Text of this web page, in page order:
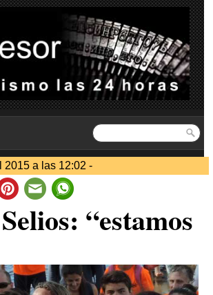
2015 a las 12:02 -
“estamos